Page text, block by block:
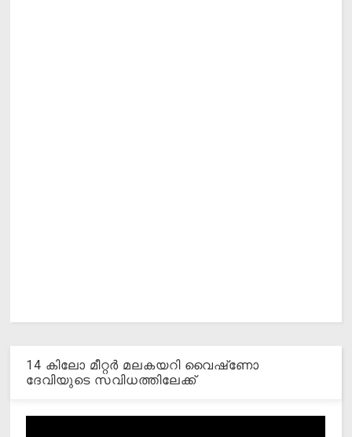
14 കിലോ മീറ്റര്‍ മലകയറി വൈഷ്‌ണോ
ദേവിയുടെ സവിധത്തിലേക്ക്